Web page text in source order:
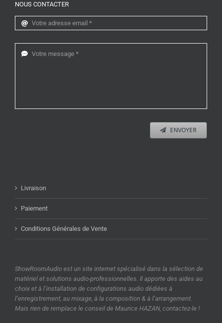
NOUS CONTACTER
ENVOYER
Livraison
Paiement
Conditions Générales de Vente
ShowRoomAudio est un site internet spécialisé dans la sélection de
matériel et solutions audio-professionnelles. Il apporte des aides au
choix et à l’installation de configurations audio dédiées à
l’enregistrement, au mixage, à la composition & à l’arrangement.
Mais rien de remplace le conseil de Maurice HAZAN, contactez-le !